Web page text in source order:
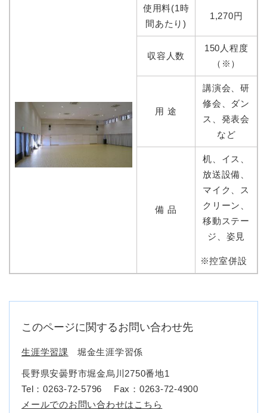
使用料(1時
間あたり)
1,270円
収容人数
150人程度
（※）
用 途
講演会、研
修会、ダン
ス、発表会
など
備 品
机、イス、
放送設備、
マイク、ス
クリーン、
移動ステー
ジ、姿見
※控室併設
このページに関するお問い合わせ先
生涯学習課 堀金生涯学習係
長野県安曇野市堀金烏川2750番地1
Tel：0263-72-5796
Fax：0263-72-4900
メールでのお問い合わせはこちら